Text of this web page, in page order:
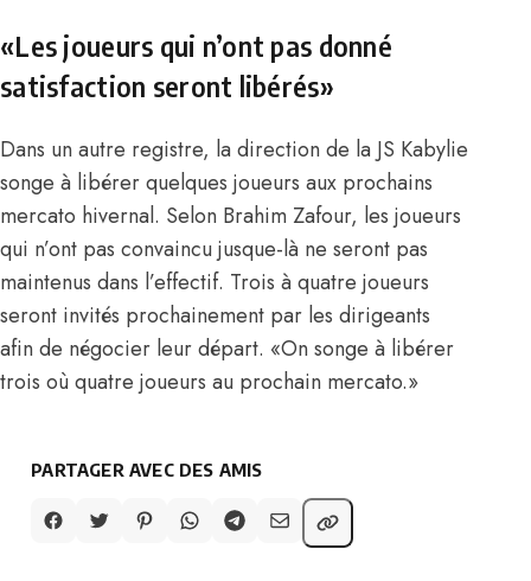
«Les joueurs qui n’ont pas donné
satisfaction seront libérés»
Dans un autre registre, la direction de la JS Kabylie
songe à libérer quelques joueurs aux prochains
mercato hivernal. Selon Brahim Zafour, les joueurs
qui n’ont pas convaincu jusque-là ne seront pas
maintenus dans l’effectif. Trois à quatre joueurs
seront invités prochainement par les dirigeants
afin de négocier leur départ. «On songe à libérer
trois où quatre joueurs au prochain mercato.»
PARTAGER AVEC DES AMIS